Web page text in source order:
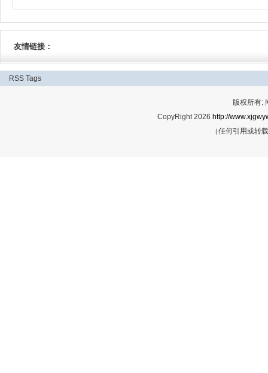
友情链接：
RSS Tags
版权所有:
CopyRight 2026 http://
（任何引用或转